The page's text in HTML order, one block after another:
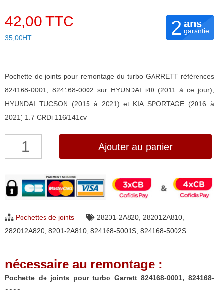
42,00 TTC
35,00HT 2 ans
garantie
Pochette de joints pour remontage du turbo GARRETT références
824168-0001, 824168-0002 sur HYUNDAI i40 (2011 à ce jour),
HYUNDAI TUCSON (2015 à 2021) et KIA SPORTAGE (2016 à
2021) 1.7 CRDi 116/141cv
quantité
de
joints
turbo
0001,
824168-
Ajouter au panier
Pochettes de joints 28201-2A820, 282012A810,
282012A820, 8201-2A810, 824168-5001S, 824168-5002S
nécessaire au remontage :
Pochette de joints pour turbo Garrett 824168-0001, 824168-